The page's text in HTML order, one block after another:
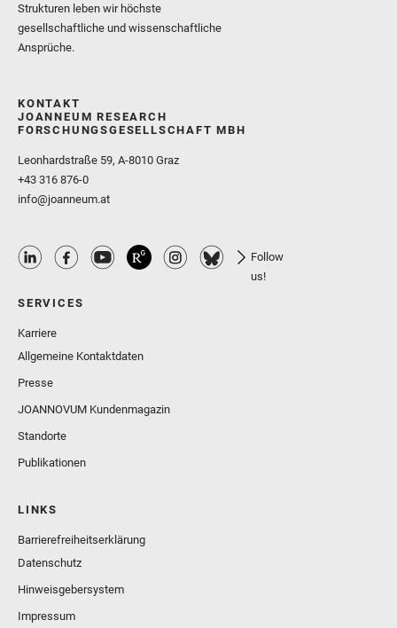
Strukturen leben wir höchste
gesellschaftliche und wissenschaftliche
Ansprüche.
KONTAKT
JOANNEUM RESEARCH
FORSCHUNGSGESELLSCHAFT MBH
Leonhardstraße 59, A-8010 Graz
+43 316 876-0
info@joanneum.at
Follow
us!
SERVICES
Karriere
Allgemeine Kontaktdaten
Presse
JOANNOVUM Kundenmagazin
Standorte
Publikationen
LINKS
Barrierefreiheitserklärung
Datenschutz
Hinweisgebersystem
Impressum